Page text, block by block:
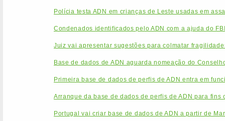
Polícia testa ADN em crianças de Leste usadas em
Condenados identificados pelo ADN com a ajuda do
Juiz vai apresentar sugestões para colmatar
Base de dados de ADN aguarda nomeação do
Primeira base de dados de perfis de ADN entra em
Arranque da base de dados de perfis de ADN para
Portugal vai criar base de dados de ADN a partir de